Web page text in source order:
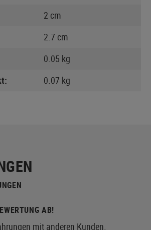
2 cm
2.7 cm
0.05 kg
0.07 kg
AB!
mit anderen Kunden.